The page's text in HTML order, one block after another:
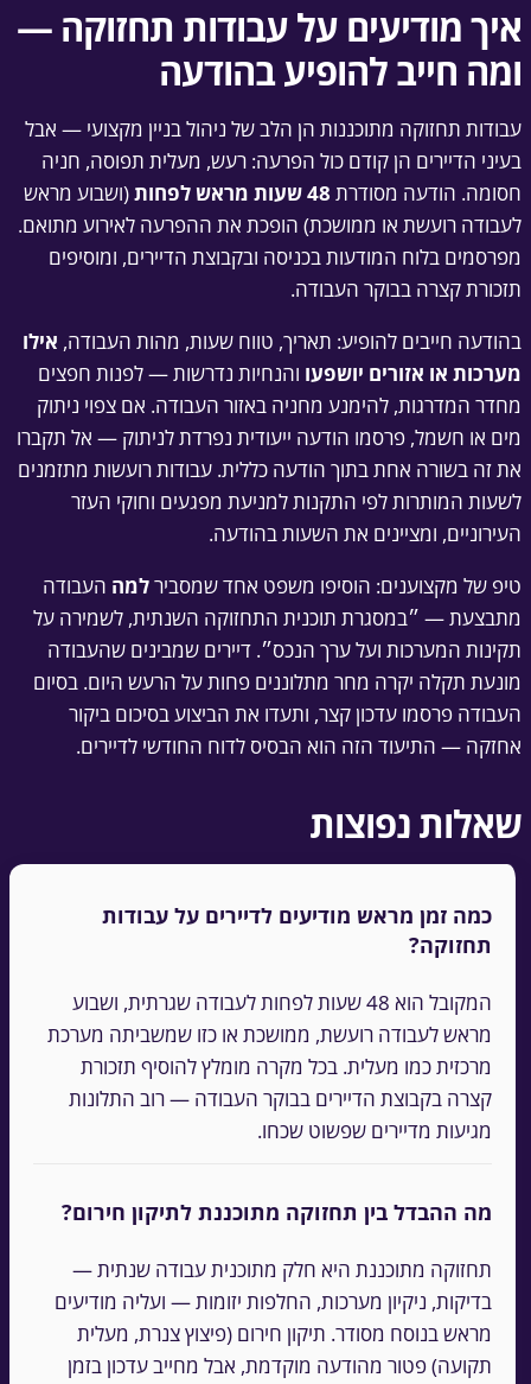
איך מודיעים על עבודות תחזוקה —
ומה חייב להופיע בהודעה
עבודות תחזוקה מתוכננות הן הלב של ניהול בניין מקצועי — אבל
בעיני הדיירים הן קודם כול הפרעה: רעש, מעלית תפוסה, חניה
חסומה. הודעה מסודרת 48 שעות מראש לפחות
(ושבוע מראש
לעבודה רועשת או ממושכת) הופכת את ההפרעה לאירוע מתואם.
מפרסמים בלוח המודעות בכניסה ובקבוצת הדיירים, ומוסיפים
תזכורת קצרה בבוקר העבודה.
בהודעה חייבים להופיע: תאריך, טווח שעות, מהות העבודה, אילו
מערכות או אזורים יושפעו והנחיות נדרשות — לפנות חפצים
מחדר המדרגות, להימנע מחניה באזור העבודה. אם צפוי ניתוק
מים או חשמל, פרסמו הודעה ייעודית נפרדת לניתוק — אל תקברו
את זה בשורה אחת בתוך הודעה כללית. עבודות רועשות מתזמנים
לשעות המותרות לפי התקנות למניעת מפגעים וחוקי העזר
העירוניים, ומציינים את השעות בהודעה.
טיפ של מקצוענים: הוסיפו משפט אחד שמסבירלמה העבודה
מתבצעת — ״במסגרת תוכנית התחזוקה השנתית, לשמירה על
תקינות המערכות ועל ערך הנכס״. דיירים שמבינים שהעבודה
מונעת תקלה יקרה מחר מתלוננים פחות על הרעש היום. בסיום
העבודה פרסמו עדכון קצר, ותעדו את הביצוע בסיכום ביקור
אחזקה — התיעוד הזה הוא הבסיס לדוח החודשי לדיירים.
שאלות נפוצות
כמה זמן מראש מודיעים לדיירים על עבודות
תחזוקה?
המקובל הוא 48 שעות לפחות לעבודה שגרתית, ושבוע
מראש לעבודה רועשת, ממושכת או כזו שמשביתה מערכת
מרכזית כמו מעלית. בכל מקרה מומלץ להוסיף תזכורת
קצרה בקבוצת הדיירים בבוקר העבודה — רוב התלונות
מגיעות מדיירים שפשוט שכחו.
מה ההבדל בין תחזוקה מתוכננת לתיקון חירום?
תחזוקה מתוכננת היא חלק מתוכנית עבודה שנתית —
בדיקות, ניקיון מערכות, החלפות יזומות — ועליה מודיעים
מראש בנוסח מסודר. תיקון חירום (פיצוץ צנרת, מעלית
תקועה) פטור מהודעה מוקדמת, אבל מחייב עדכון בזמן